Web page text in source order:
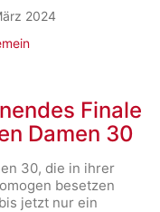
2024
Finale
Damen 30
30, die in ihrer
besetzen
jetzt nur ein